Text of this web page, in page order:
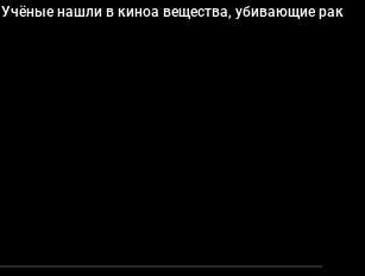
Учёные нашли в киноа вещества, убивающие рак